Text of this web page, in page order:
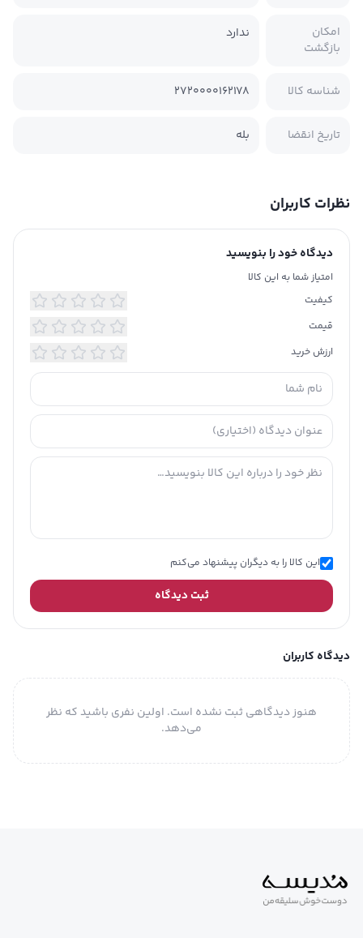
امکان
بازگشت
ندارد
شناسه کالا 2720000162178
تاریخ انقضا بله
نظرات کاربران
دیدگاه خود را بنویسید
امتیاز شما به این کالا
کیفیت
قیمت
ارزش خرید
این کالا را به دیگران پیشنهاد می‌کنم
ثبت دیدگاه
دیدگاه کاربران
هنوز دیدگاهی ثبت نشده است. اولین نفری باشید که نظر
می‌دهد.